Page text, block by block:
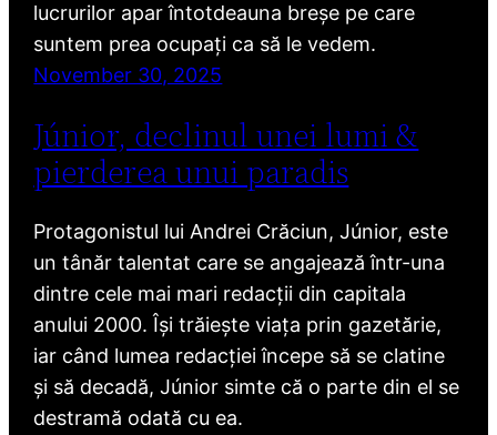
lucrurilor apar întotdeauna breșe pe care
suntem prea ocupați ca să le vedem.
November 30, 2025
Júnior, declinul unei lumi &
pierderea unui paradis
Protagonistul lui Andrei Crăciun, Júnior, este
un tânăr talentat care se angajează într-una
dintre cele mai mari redacții din capitala
anului 2000. Își trăiește viața prin gazetărie,
iar când lumea redacției începe să se clatine
și să decadă, Júnior simte că o parte din el se
destramă odată cu ea.